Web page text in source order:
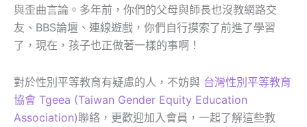
與歪曲言論。多年前，你們的父母與師長也沒教網路交
友、BBS論壇、連線遊戲，你們自行摸索了前進了學習
了，現在，孩子也正做著一樣的事啊！
對於性別平等教育有疑慮的人，不妨與 台灣性別平等教育
協會 Tgeea (Taiwan Gender Equity Education
Association)聯絡，更歡迎加入會員，一起了解這些教